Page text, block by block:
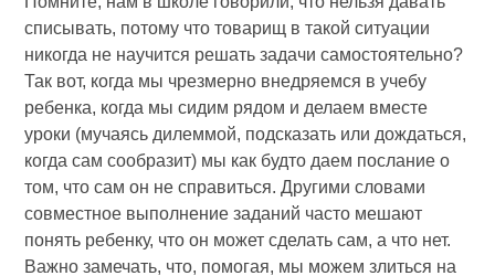
списывать, потому что товарищ в такой ситуации
никогда не научится решать задачи самостоятельно?
Так вот, когда мы чрезмерно внедряемся в учебу
ребенка, когда мы сидим рядом и делаем вместе
уроки (мучаясь дилеммой, подсказать или дождаться,
когда сам сообразит) мы как будто даем послание о
том, что сам он не справиться. Другими словами
совместное выполнение заданий часто мешают
понять ребенку, что он может сделать сам, а что нет.
Важно замечать, что, помогая, мы можем злиться на